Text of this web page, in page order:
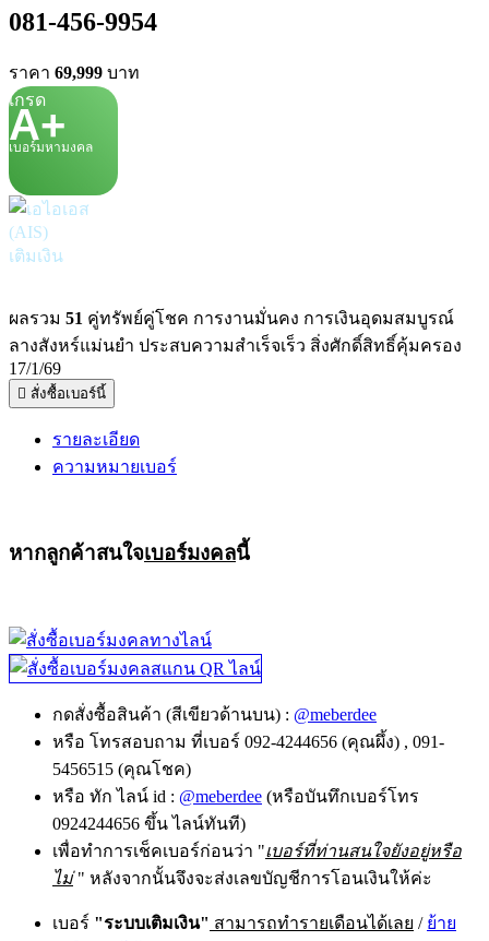
081-456-9954
ราคา 69,999 บาท
เกรด
A+
เบอร์มหามงคล
เติมเงิน
ผลรวม 51 คู่ทรัพย์คู่โชค การงานมั่นคง การเงินอุดมสมบูรณ์
ลางสังหร์แม่นยำ ประสบความสำเร็จเร็ว สิ่งศักดิ์สิทธิ์คุ้มครอง
17/1/69
สั่งซื้อเบอร์นี้
รายละเอียด
ความหมายเบอร์
หากลูกค้าสนใจเบอร์มงคลนี้
กดสั่งซื้อสินค้า (สีเขียวด้านบน) : @meberdee
หรือ โทรสอบถาม ที่เบอร์ 092-4244656 (คุณผึ้ง) , 091-
5456515 (คุณโชค)
หรือ ทัก ไลน์ id : @meberdee (หรือบันทึกเบอร์โทร
0924244656 ขึ้น ไลน์ทันที)
เพื่อทำการเช็คเบอร์ก่อนว่า "เบอร์ที่ท่านสนใจยังอยู่หรือ
ไม่" หลังจากนั้นจึงจะส่งเลขบัญชีการโอนเงินให้ค่ะ
เบอร์ "ระบบเติมเงิน" สามารถทำรายเดือนได้เลย / ย้าย